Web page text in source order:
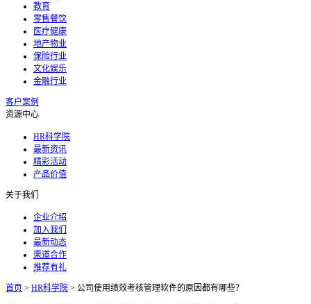
教育
零售餐饮
医疗健康
地产物业
保险行业
文化娱乐
金融行业
客户案例
资源中心
HR科学院
最新资讯
精彩活动
产品价值
关于我们
企业介绍
加入我们
最新动态
渠道合作
推荐有礼
首页 > HR科学院 > 公司使用绩效考核管理软件的原因都有哪些？